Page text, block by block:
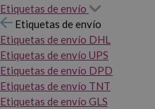
Etiquetas de envío
Etiquetas de envío
Etiquetas de envío DHL
Etiquetas de envío UPS
Etiquetas de envío DPD
Etiquetas de envío TNT
Etiquetas de envío GLS